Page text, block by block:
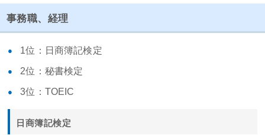
事務職、経理
1位：日商簿記検定
2位：秘書検定
3位：TOEIC
日商簿記検定